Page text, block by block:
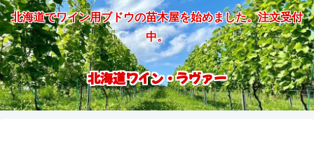
北海道でワイン用ブドウの苗木屋を始めました。注文受付
中。
北海道ワイン・ラヴァー